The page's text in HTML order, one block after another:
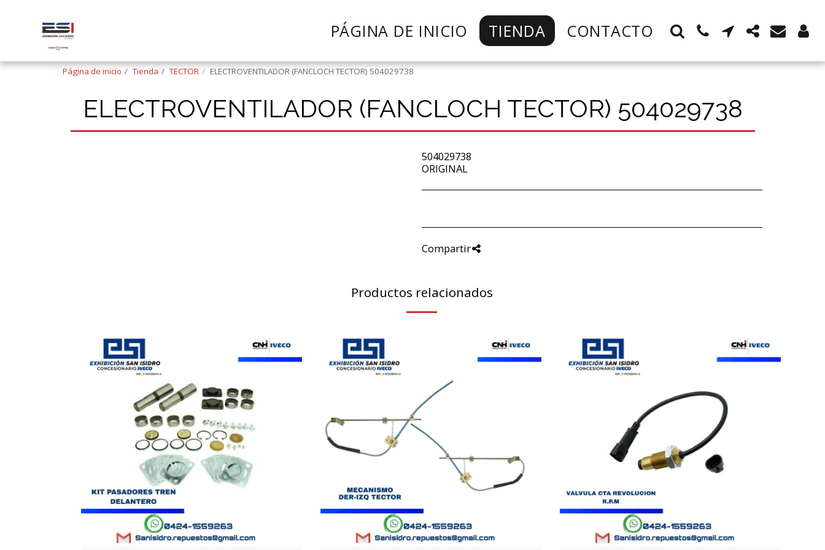
PÁGINA DE INICIO TIENDA CONTACTO
Página de inicio Tienda TECTOR ELECTROVENTILADOR (FANCLOCH TECTOR) 504029738
ELECTROVENTILADOR (FANCLOCH TECTOR) 504029738
504029738
ORIGINAL
Compartir
Productos relacionados